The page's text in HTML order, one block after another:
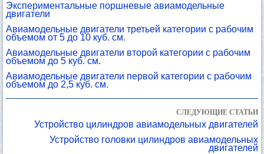
Экспериментальные поршневые авиамодельные
двигатели
Авиамодельные двигатели третьей категории с рабочим
объемом от 5 до 10 куб. см.
Авиамодельные двигатели второй категории с рабочим
объемом до 5 куб. см.
Авиамодельные двигатели первой категории с рабочим
объемом до 2,5 куб. см.
СЛЕДУЮЩИЕ СТАТЬИ
Устройство цилиндров авиамодельных двигателей
Устройство головки цилиндров авиамодельных
двигателей